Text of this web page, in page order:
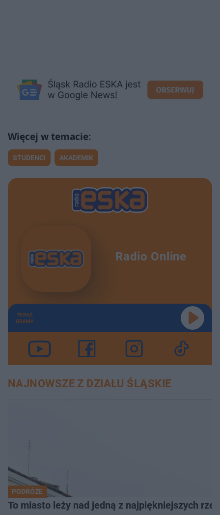
STUDENCI AKADEMIK
Radio Online
TERAZ
GRAMY
NAJNOWSZE Z DZIAŁU ŚLĄSKIE
PODRÓŻE
To miasto leży nad jedną z najpiękniejszych